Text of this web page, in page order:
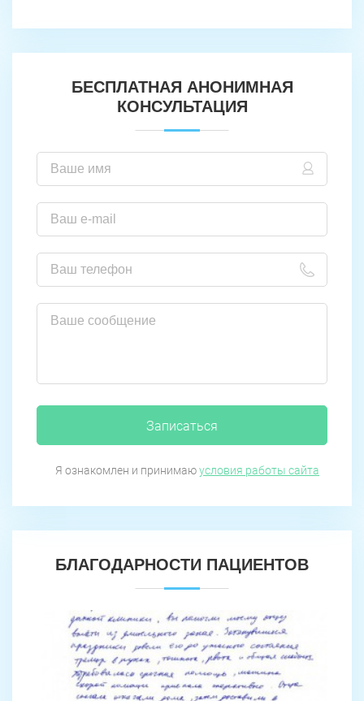
БЕСПЛАТНАЯ АНОНИМНАЯ
КОНСУЛЬТАЦИЯ
Записаться
Я ознакомлен и принимаюусловия работы сайта
БЛАГОДАРНОСТИ ПАЦИЕНТОВ